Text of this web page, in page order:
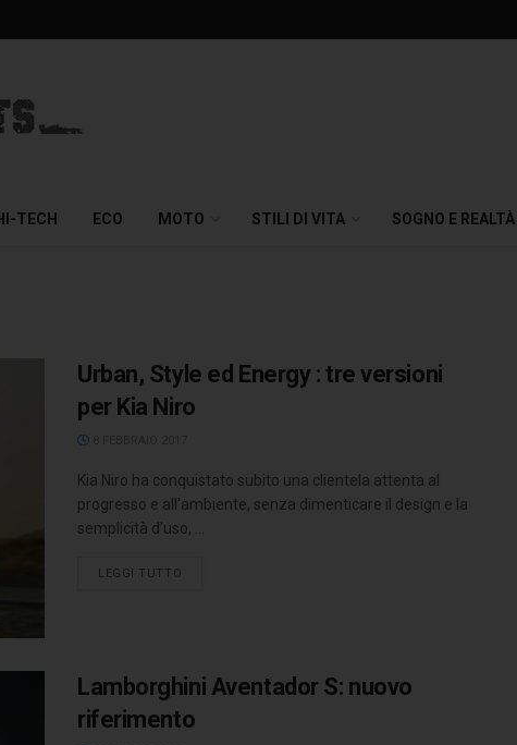
TECH ECO MOTO STILI DI VITA SOGNO E REALTÀ
Urban, Style ed Energy : tre versioni
per Kia Niro
Kia Niro ha conquistato subito una clientela attenta al
progresso e all'ambiente, senza dimenticare il design e la
semplicità d’uso, ...
LEGGI TUTTO
Lamborghini Aventador S: nuovo
riferimento